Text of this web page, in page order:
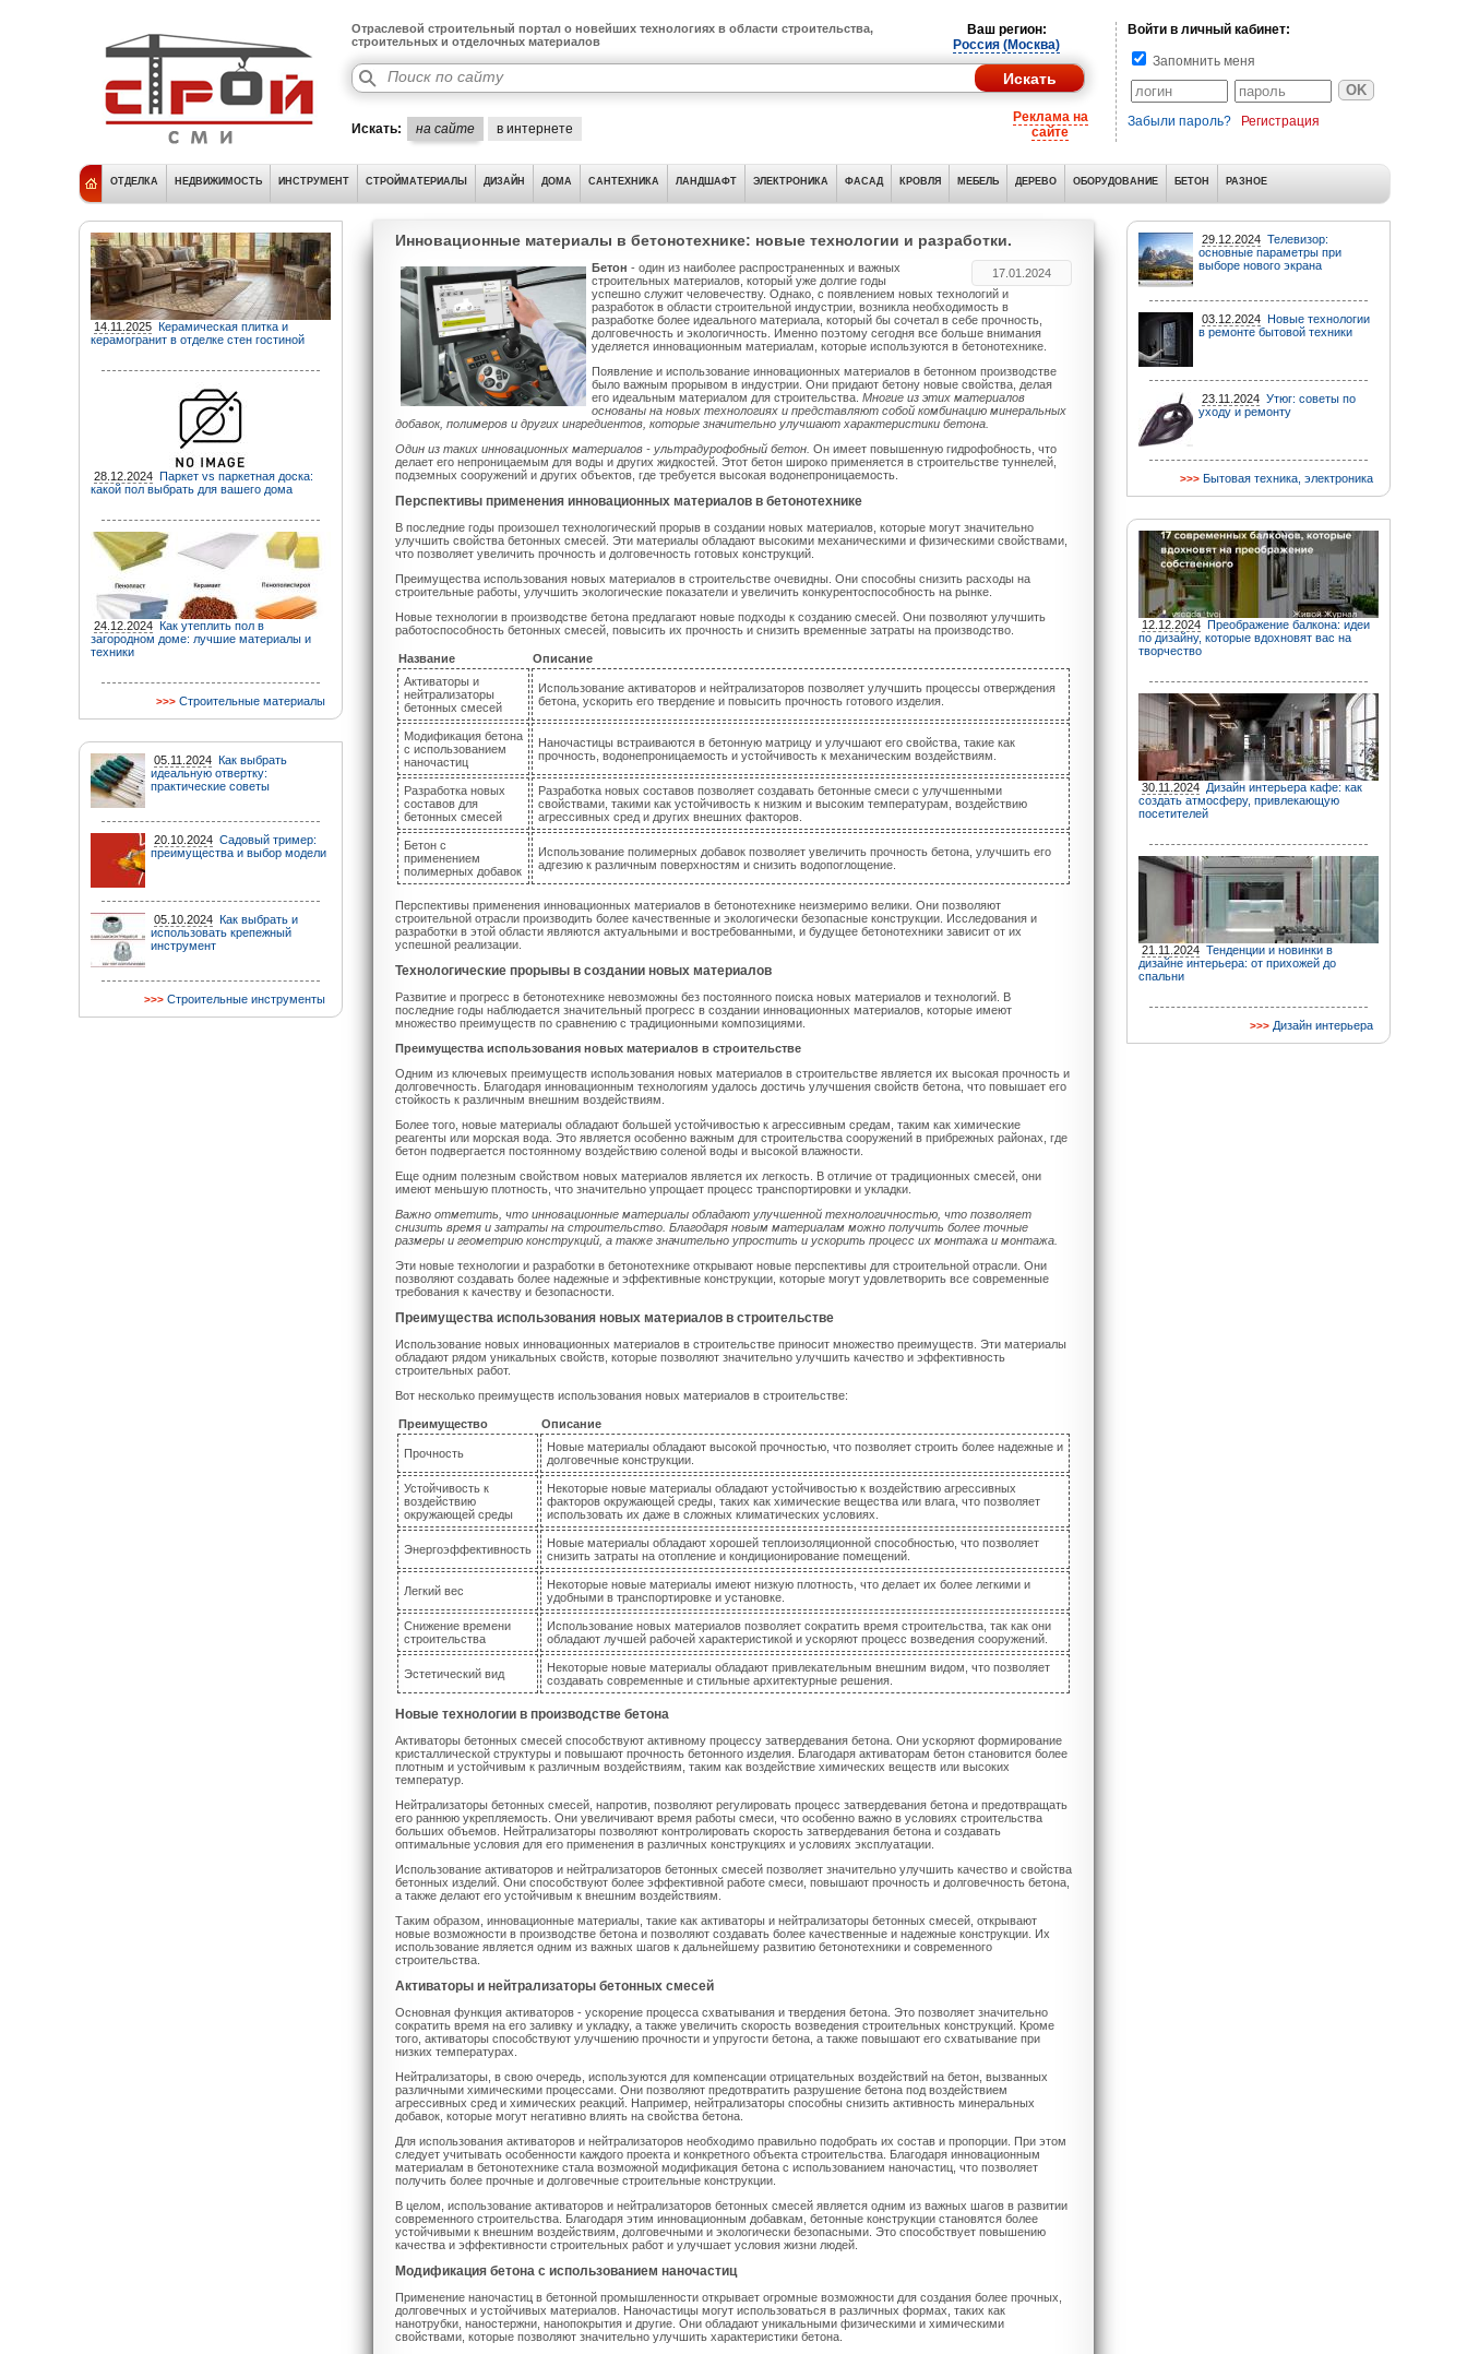
Отраслевой строительный портал о новейших технологиях в области строительства,
строительных и отделочных материалов
Ваш регион:
Россия (Москва)
Искать: на сайте в интернете
Реклама на
сайте
Войти в личный кабинет:
Запомнить меня
Забыли пароль? Регистрация
ОТДЕЛКА НЕДВИЖИМОСТЬ ИНСТРУМЕНТ СТРОЙМАТЕРИАЛЫ ДИЗАЙН ДОМА САНТЕХНИКА ЛАНДШАФТ ЭЛЕКТРОНИКА ФАСАД КРОВЛЯ МЕБЕЛЬ ДЕРЕВО ОБОРУДОВАНИЕ БЕТОН РАЗНОЕ
14.11.2025 Керамическая плитка и
керамогранит в отделке стен гостиной
28.12.2024 Паркет vs паркетная доска:
какой пол выбрать для вашего дома
24.12.2024 Как утеплить пол в
загородном доме: лучшие материалы и
техники
Строительные материалы
05.11.2024 Как выбрать
идеальную отвертку:
практические советы
20.10.2024 Садовый тример:
преимущества и выбор модели
05.10.2024 Как выбрать и
использовать крепежный
инструмент
Строительные инструменты
Инновационные материалы в бетонотехнике: новые технологии и разработки.
17.01.2024
Бетон - один из наиболее распространенных и важных
строительных материалов, который уже долгие годы
успешно служит человечеству. Однако, с появлением новых технологий и
разработок в области строительной индустрии, возникла необходимость в
разработке более идеального материала, который бы сочетал в себе прочность,
долговечность и экологичность. Именно поэтому сегодня все больше внимания
уделяется инновационным материалам, которые используются в бетонотехнике.
Появление и использование инновационных материалов в бетонном производстве
было важным прорывом в индустрии. Они придают бетону новые свойства, делая
его идеальным материалом для строительства. Многие из этих материалов
основаны на новых технологиях и представляют собой комбинацию минеральных
добавок, полимеров и других ингредиентов, которые значительно улучшают характеристики бетона.
Один из таких инновационных материалов - ультрадурофобный бетон. Он имеет повышенную гидрофобность, что
делает его непроницаемым для воды и других жидкостей. Этот бетон широко применяется в строительстве туннелей,
подземных сооружений и других объектов, где требуется высокая водонепроницаемость.
Перспективы применения инновационных материалов в бетонотехнике
В последние годы произошел технологический прорыв в создании новых материалов, которые могут значительно
улучшить свойства бетонных смесей. Эти материалы обладают высокими механическими и физическими свойствами,
что позволяет увеличить прочность и долговечность готовых конструкций.
Преимущества использования новых материалов в строительстве очевидны. Они способны снизить расходы на
строительные работы, улучшить экологические показатели и увеличить конкурентоспособность на рынке.
Новые технологии в производстве бетона предлагают новые подходы к созданию смесей. Они позволяют улучшить
работоспособность бетонных смесей, повысить их прочность и снизить временные затраты на производство.
Название
Описание
Активаторы и
нейтрализаторы
бетонных смесей
Использование активаторов и нейтрализаторов позволяет улучшить процессы отверждения
бетона, ускорить его твердение и повысить прочность готового изделия.
Модификация бетона
с использованием
наночастиц
Наночастицы встраиваются в бетонную матрицу и улучшают его свойства, такие как
прочность, водонепроницаемость и устойчивость к механическим воздействиям.
Разработка новых
составов для
бетонных смесей
Разработка новых составов позволяет создавать бетонные смеси с улучшенными
свойствами, такими как устойчивость к низким и высоким температурам, воздействию
агрессивных сред и других внешних факторов.
Бетон с
применением
полимерных добавок
Использование полимерных добавок позволяет увеличить прочность бетона, улучшить его
адгезию к различным поверхностям и снизить водопоглощение.
Перспективы применения инновационных материалов в бетонотехнике неизмеримо велики. Они позволяют
строительной отрасли производить более качественные и экологически безопасные конструкции. Исследования и
разработки в этой области являются актуальными и востребованными, и будущее бетонотехники зависит от их
успешной реализации.
Технологические прорывы в создании новых материалов
Развитие и прогресс в бетонотехнике невозможны без постоянного поиска новых материалов и технологий. В
последние годы наблюдается значительный прогресс в создании инновационных материалов, которые имеют
множество преимуществ по сравнению с традиционными композициями.
Преимущества использования новых материалов в строительстве
Одним из ключевых преимуществ использования новых материалов в строительстве является их высокая прочность и
долговечность. Благодаря инновационным технологиям удалось достичь улучшения свойств бетона, что повышает его
стойкость к различным внешним воздействиям.
Более того, новые материалы обладают большей устойчивостью к агрессивным средам, таким как химические
реагенты или морская вода. Это является особенно важным для строительства сооружений в прибрежных районах, где
бетон подвергается постоянному воздействию соленой воды и высокой влажности.
Еще одним полезным свойством новых материалов является их легкость. В отличие от традиционных смесей, они
имеют меньшую плотность, что значительно упрощает процесс транспортировки и укладки.
Важно отметить, что инновационные материалы обладают улучшенной технологичностью, что позволяет
снизить время и затраты на строительство. Благодаря новым материалам можно получить более точные
размеры и геометрию конструкций, а также значительно упростить и ускорить процесс их монтажа и монтажа.
Эти новые технологии и разработки в бетонотехнике открывают новые перспективы для строительной отрасли. Они
позволяют создавать более надежные и эффективные конструкции, которые могут удовлетворить все современные
требования к качеству и безопасности.
Преимущества использования новых материалов в строительстве
Использование новых инновационных материалов в строительстве приносит множество преимуществ. Эти материалы
обладают рядом уникальных свойств, которые позволяют значительно улучшить качество и эффективность
строительных работ.
Вот несколько преимуществ использования новых материалов в строительстве:
Преимущество Описание
Прочность
Новые материалы обладают высокой прочностью, что позволяет строить более надежные и
долговечные конструкции.
Устойчивость к
воздействию
окружающей среды
Некоторые новые материалы обладают устойчивостью к воздействию агрессивных
факторов окружающей среды, таких как химические вещества или влага, что позволяет
использовать их даже в сложных климатических условиях.
Энергоэффективность
Новые материалы обладают хорошей теплоизоляционной способностью, что позволяет
снизить затраты на отопление и кондиционирование помещений.
Легкий вес
Некоторые новые материалы имеют низкую плотность, что делает их более легкими и
удобными в транспортировке и установке.
Снижение времени
строительства
Использование новых материалов позволяет сократить время строительства, так как они
обладают лучшей рабочей характеристикой и ускоряют процесс возведения сооружений.
Эстетический вид
Некоторые новые материалы обладают привлекательным внешним видом, что позволяет
создавать современные и стильные архитектурные решения.
Новые технологии в производстве бетона
Активаторы бетонных смесей способствуют активному процессу затвердевания бетона. Они ускоряют формирование
кристаллической структуры и повышают прочность бетонного изделия. Благодаря активаторам бетон становится более
плотным и устойчивым к различным воздействиям, таким как воздействие химических веществ или высоких
температур.
Нейтрализаторы бетонных смесей, напротив, позволяют регулировать процесс затвердевания бетона и предотвращать
его раннюю укрепляемость. Они увеличивают время работы смеси, что особенно важно в условиях строительства
больших объемов. Нейтрализаторы позволяют контролировать скорость затвердевания бетона и создавать
оптимальные условия для его применения в различных конструкциях и условиях эксплуатации.
Использование активаторов и нейтрализаторов бетонных смесей позволяет значительно улучшить качество и свойства
бетонных изделий. Они способствуют более эффективной работе смеси, повышают прочность и долговечность бетона,
а также делают его устойчивым к внешним воздействиям.
Таким образом, инновационные материалы, такие как активаторы и нейтрализаторы бетонных смесей, открывают
новые возможности в производстве бетона и позволяют создавать более качественные и надежные конструкции. Их
использование является одним из важных шагов к дальнейшему развитию бетонотехники и современного
строительства.
Активаторы и нейтрализаторы бетонных смесей
Основная функция активаторов - ускорение процесса схватывания и твердения бетона. Это позволяет значительно
сократить время на его заливку и укладку, а также увеличить скорость возведения строительных конструкций. Кроме
того, активаторы способствуют улучшению прочности и упругости бетона, а также повышают его схватывание при
низких температурах.
Нейтрализаторы, в свою очередь, используются для компенсации отрицательных воздействий на бетон, вызванных
различными химическими процессами. Они позволяют предотвратить разрушение бетона под воздействием
агрессивных сред и химических реакций. Например, нейтрализаторы способны снизить активность минеральных
добавок, которые могут негативно влиять на свойства бетона.
Для использования активаторов и нейтрализаторов необходимо правильно подобрать их состав и пропорции. При этом
следует учитывать особенности каждого проекта и конкретного объекта строительства. Благодаря инновационным
материалам в бетонотехнике стала возможной модификация бетона с использованием наночастиц, что позволяет
получить более прочные и долговечные строительные конструкции.
В целом, использование активаторов и нейтрализаторов бетонных смесей является одним из важных шагов в развитии
современного строительства. Благодаря этим инновационным добавкам, бетонные конструкции становятся более
устойчивыми к внешним воздействиям, долговечными и экологически безопасными. Это способствует повышению
качества и эффективности строительных работ и улучшает условия жизни людей.
Модификация бетона с использованием наночастиц
Применение наночастиц в бетонной промышленности открывает огромные возможности для создания более прочных,
долговечных и устойчивых материалов. Наночастицы могут использоваться в различных формах, таких как
нанотрубки, наностержни, нанопокрытия и другие. Они обладают уникальными физическими и химическими
свойствами, которые позволяют значительно улучшить характеристики бетона.
29.12.2024 Телевизор:
основные параметры при
выборе нового экрана
03.12.2024 Новые технологии
в ремонте бытовой техники
23.11.2024 Утюг: советы по
уходу и ремонту
Бытовая техника, электроника
12.12.2024 Преображение балкона: идеи
по дизайну, которые вдохновят вас на
творчество
30.11.2024 Дизайн интерьера кафе: как
создать атмосферу, привлекающую
посетителей
21.11.2024 Тенденции и новинки в
дизайне интерьера: от прихожей до
спальни
Дизайн интерьера